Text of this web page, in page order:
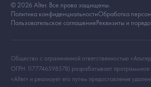
© 2026 Alter. Все права защищены.
Политика конфиденциальностиОбработка
Пользовательское соглашениеРеквизиты и
Общество с ограниченной ответственностью
ОГРН 1177746598578) разрабатывает
«Alter» и реализует его путем предоставления